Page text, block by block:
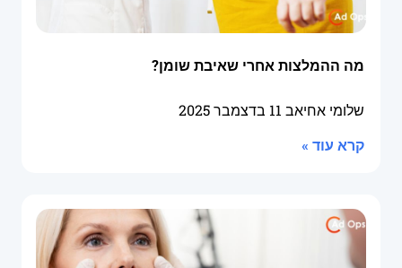
מה ההמלצות אחרי שאיבת שומן?
שלומי אחיאב 11 בדצמבר 2025
קרא עוד »